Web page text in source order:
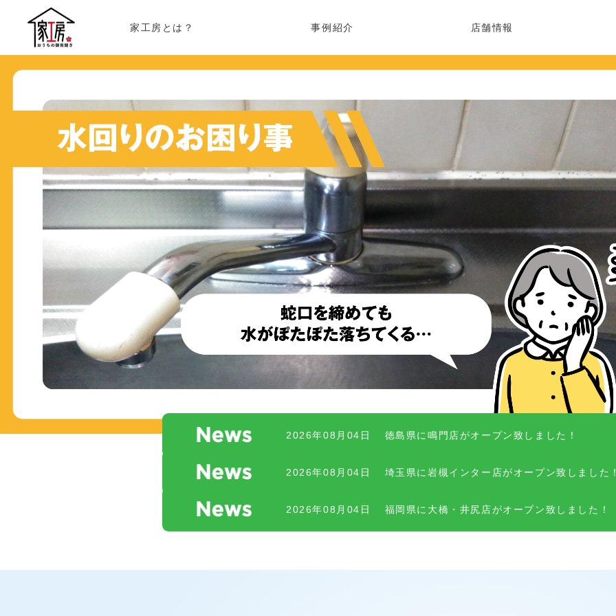
家工房とは？ 事例紹介 店舗情報
2026年08月04日 徳島県に鳴門店がオープン致しました！
2026年08月04日 埼玉県に岩槻インター店がオープン致しました
2026年08月04日 福岡県に大橋・井尻店がオープン致しました！